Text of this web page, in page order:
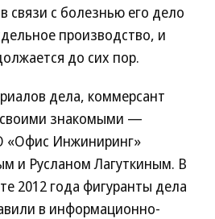
с болезнью его дело
производство, и
до сих пор.
дела, коммерсант
своими знакомыми —
«Офис Инжиниринг»
и Русланом Лагуткиным. В
2012 года фигуранты дела
в информационно-